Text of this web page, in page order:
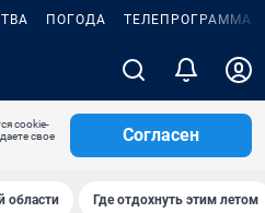
ПОГОДА ТЕЛЕПРОГРАММА
cookie-
свое
Согласен
области Где отдохнуть этим летом